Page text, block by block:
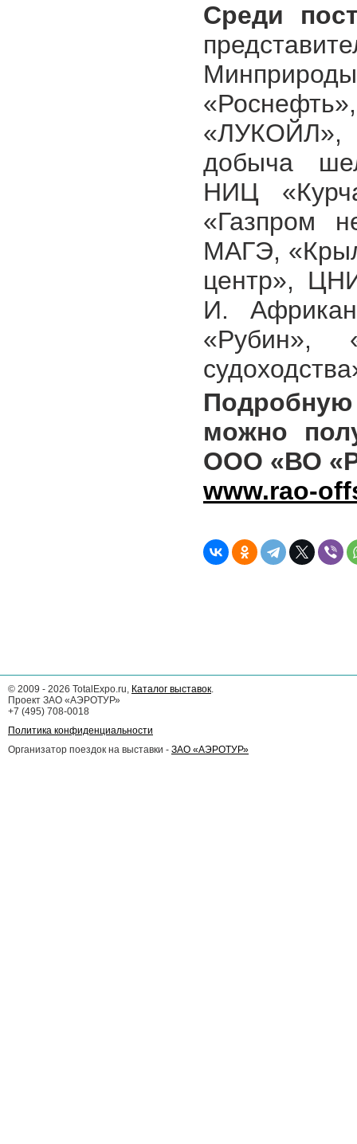
Среди
«ЛУКОЙЛ»,
добыча
НИЦ
«Газпром
МАГЭ,
центр»,
И.
«Рубин»,
можно
ООО «ВО
www.rao-
© 2009 - 2026 TotalExpo.ru, Каталог выставок.
Проект ЗАО «АЭРОТУР»
+7 (495) 708-0018
Политика конфиденциальности
Организатор поездок на выставки - ЗАО «АЭРОТУР»